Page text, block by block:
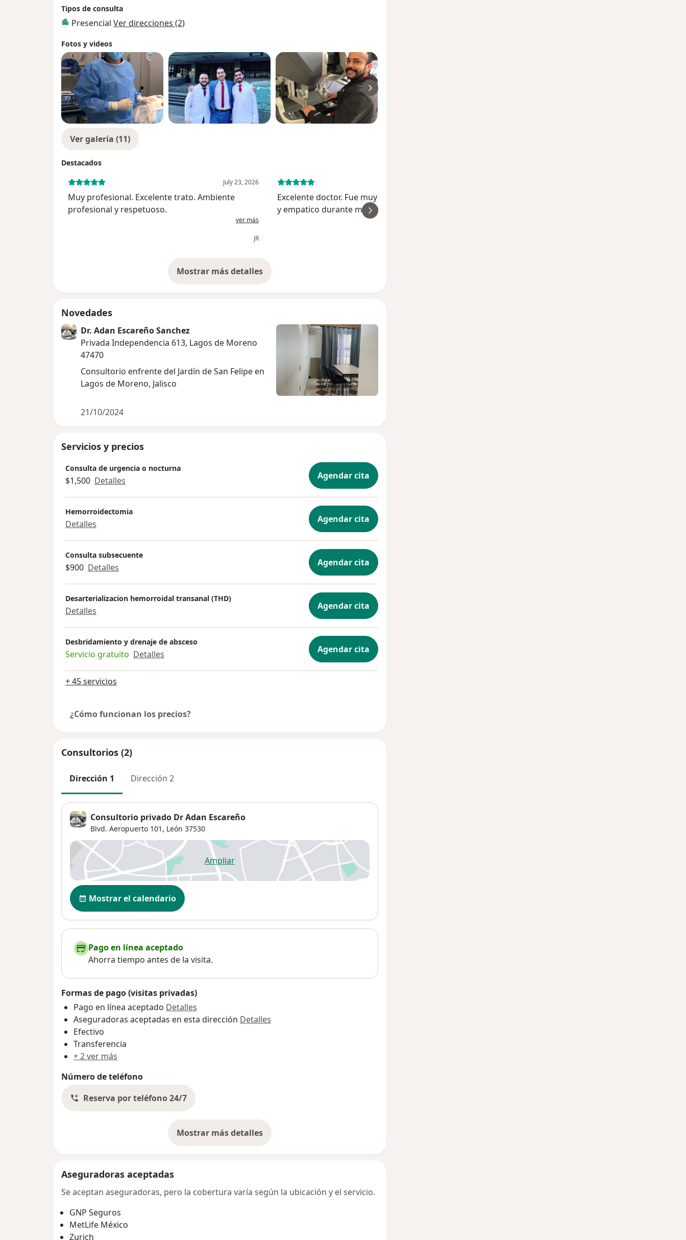
Tipos de consulta
Presencial Ver direcciones (2)
Fotos y videos
Ver galería (11)
Destacados
July 23, 2026
Muy profesional. Excelente trato. Ambiente
profesional y respetuoso.
ver más
JR
Excelente doctor. Fue muy profesional, cuidadoso
y empatico durante mi cita. Me explico todo muy
Mostrar más detalles
sobre la experiencia
Novedades
Dr. Adan Escareño Sanchez
Privada Independencia 613, Lagos de Moreno
47470
Consultorio enfrente del Jardín de San Felipe en
Lagos de Moreno, Jalisco
21/10/2024
Servicios y precios
Consulta de urgencia o nocturna
$1,500 Detalles Agendar cita
Hemorroidectomia
Detalles Agendar cita
Consulta subsecuente
$900 Detalles Agendar cita
Desarterializacion hemorroidal transanal (THD)
Detalles Agendar cita
Desbridamiento y drenaje de absceso
Servicio gratuito Detalles Agendar cita
+ 45 servicios
¿Cómo funcionan los precios?
Consultorios (2)
Dirección 1 Dirección 2
Consultorio privado Dr Adan Escareño
Blvd. Aeropuerto 101, León 37530
Ampliarse abre en una nueva pestaña
Disponibilidad
Mostrar el calendario
Pago en línea aceptado
Ahorra tiempo antes de la visita.
Formas de pago (visitas privadas)
Pago en línea aceptado Detalles
Aseguradoras aceptadas en esta dirección Detalles
Efectivo
Transferencia
+ 2 ver más
Número de teléfono
Reserva por teléfono 24/7
Mostrar más detalles
sobre la dirección
Aseguradoras aceptadas
Se aceptan aseguradoras, pero la cobertura varía según la ubicación y el servicio.
GNP Seguros
MetLife México
Zurich